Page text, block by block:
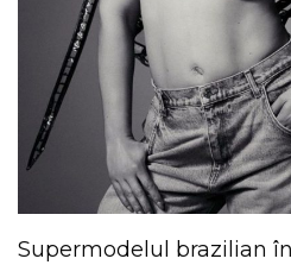
Supermodelul brazilian